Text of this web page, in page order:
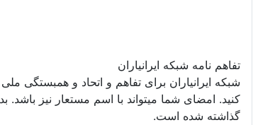
تفاهم نامه شبکه ایرانیاران
شبکه ایرانیاران برای تفاهم و اتحاد و همبستگی
گذاشته شده است.